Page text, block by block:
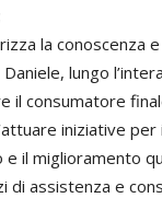
la conoscenza
lungo
il consumatore
iniziative per
il miglioramento
di assistenza e